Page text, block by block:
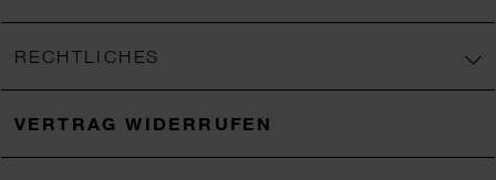
RECHTLICHES
VERTRAG WIDERRUFEN